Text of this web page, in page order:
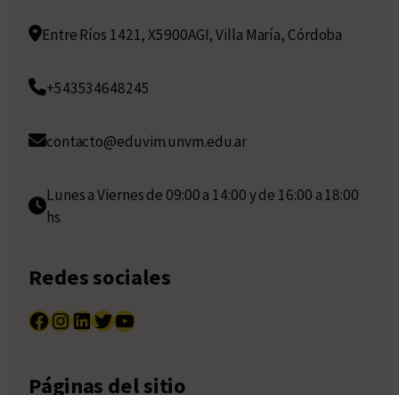
Entre Ríos 1421, X5900AGI, Villa María, Córdoba
+543534648245
contacto@eduvim.unvm.edu.ar
Lunes a Viernes de 09:00 a 14:00 y de 16:00 a 18:00
hs
Redes sociales
Facebook InstagramLinkedIn Twitter YouTube
Páginas del sitio